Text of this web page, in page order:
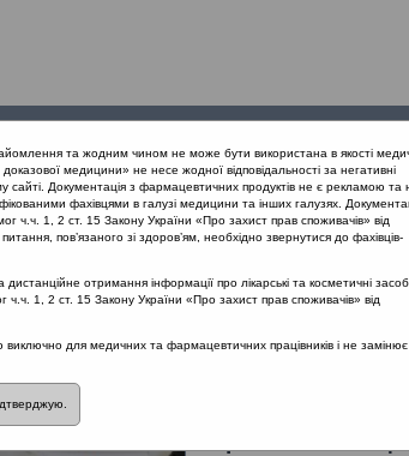
проекту
дихальних шляхів
верхніх дихальних шляхів
дихальних шляхів
Анатомія та
порожнини.
та жодним чином не може бути використана в якості
медицини» не несе жодної відповідальності за негативні
сайті. Документація з фармацевтичних продуктів не є рекламою та
фахівцями в галузі медицини та інших галузях.
ч.ч. 1, 2 ст. 15 Закону України «Про захист прав споживачів» від
пов’язаного зі здоров’ям, необхідно звернутися до фахівців-
отримання інформації про лікарські та косметичні
ч.ч. 1, 2 ст. 15 Закону України «Про захист прав споживачів» від
для медичних та фармацевтичних працівників і не замінює